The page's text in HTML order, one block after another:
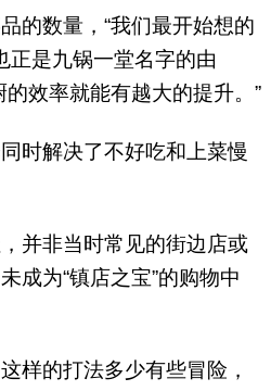
的数量，“我们最开始想的
正是九锅一堂名字的由
效率就能有越大的提升。”
时解决了不好吃和上菜慢
并非当时常见的街边店或
成为“镇店之宝”的购物中
样的打法多少有些冒险，